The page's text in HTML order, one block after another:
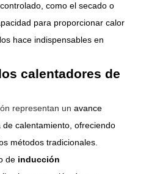
como el secado o
para proporcionar calor
hace indispensables en
calentadores de
representan un avance
calentamiento, ofreciendo
métodos tradicionales.
de inducción